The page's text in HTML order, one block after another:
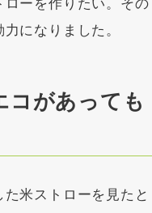
ーを作りたい。その
になりました。
コがあっても
米ストローを見たと